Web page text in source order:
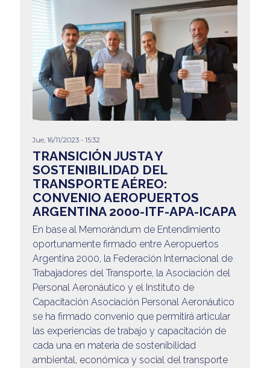
Jue, 16/11/2023 - 15:32
TRANSICIÓN JUSTA Y
SOSTENIBILIDAD DEL
TRANSPORTE AÉREO:
CONVENIO AEROPUERTOS
ARGENTINA 2000-ITF-APA-ICAPA
En base al Memorándum de Entendimiento
oportunamente firmado entre Aeropuertos
Argentina 2000, la Federación Internacional de
Trabajadores del Transporte, la Asociación del
Personal Aeronáutico y el Instituto de
Capacitación Asociación Personal Aeronáutico
se ha firmado convenio que permitirá articular
las experiencias de trabajo y capacitación de
cada una en materia de sostenibilidad
ambiental, económica y social del transporte